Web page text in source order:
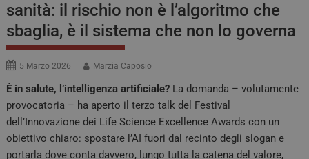
sanità: il rischio non è l’algoritmo che
sbaglia, è il sistema che non lo governa
5 Marzo 2026 Marzia Caposio
È in salute, l’intelligenza artificiale? La domanda – volutamente
provocatoria – ha aperto il terzo talk del Festival
dell’Innovazione dei Life Science Excellence Awards con un
obiettivo chiaro: spostare l’AI fuori dal recinto degli slogan e
portarla dove conta davvero, lungo tutta la catena del valore,